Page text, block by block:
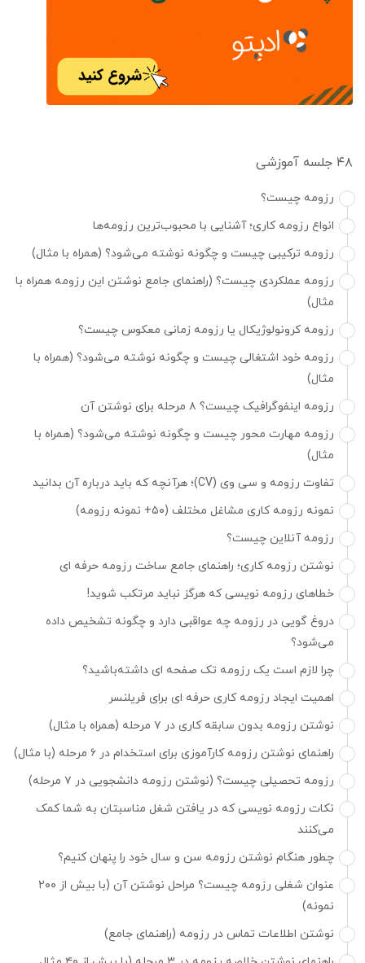
۴۸ جلسه آموزشی
رزومه چیست؟
انواع رزومه کاری؛ آشنایی با محبوب‌ترین رزومه‌ها
رزومه ترکیبی چیست و چگونه نوشته می‌شود؟ (همراه با مثال)
رزومه عملکردی چیست؟ (راهنمای جامع نوشتن این رزومه همراه با
مثال)
رزومه کرونولوژیکال یا رزومه زمانی معکوس چیست؟
رزومه خود اشتغالی چیست و چگونه نوشته می‌شود؟ (همراه با
مثال)
رزومه اینفوگرافیک چیست؟ ۸ مرحله برای نوشتن آن
رزومه مهارت محور چیست و چگونه نوشته می‌شود؟ (همراه با
مثال)
تفاوت رزومه و سی وی (CV)؛ هرآنچه که باید درباره آن بدانید
نمونه رزومه کاری مشاغل مختلف (۵۰+ نمونه رزومه)
رزومه آنلاین چیست؟
نوشتن رزومه کاری؛ راهنمای جامع ساخت رزومه حرفه ای
خطاهای رزومه نویسی که هرگز نباید مرتکب شوید!
دروغ گویی در رزومه چه عواقبی دارد و چگونه تشخیص داده
می‌شود؟
چرا لازم است یک رزومه تک صفحه ای داشته‌باشید؟
اهمیت ایجاد رزومه کاری حرفه ای برای فریلنسر
نوشتن رزومه بدون سابقه کاری در ۷ مرحله (همراه با مثال)
راهنمای نوشتن رزومه کارآموزی برای استخدام در ۶ مرحله (با مثال)
رزومه تحصیلی چیست؟ (نوشتن رزومه دانشجویی در ۷ مرحله)
نکات رزومه نویسی که در یافتن شغل مناسبتان به شما کمک
می‌کنند
چطور هنگام نوشتن رزومه سن و سال خود را پنهان کنیم؟
عنوان شغلی رزومه چیست؟ مراحل نوشتن آن (با بیش از ۲۰۰
نمونه)
نوشتن اطلاعات تماس در رزومه (راهنمای جامع)